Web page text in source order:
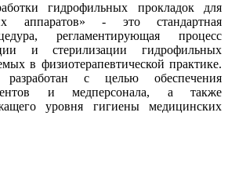
гидрофильных прокладок для
аппаратов» - это стандартная
регламентирующая процесс
и стерилизации гидрофильных
в физиотерапевтической практике.
с целью обеспечения
и медперсонала, а также
уровня гигиены медицинских